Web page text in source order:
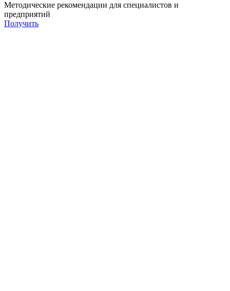
Методические рекомендации для специалистов и
предприятий
Получить